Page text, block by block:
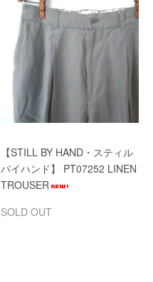
【STILL BY HAND・スティル
バイハンド】 PT07252 LINEN
TROUSER
SOLD OUT